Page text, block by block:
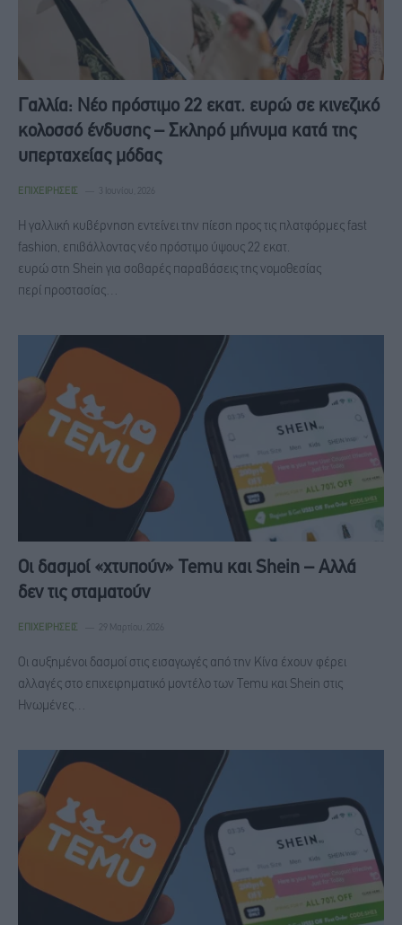
Γαλλία: Νέο πρόστιμο 22 εκατ. ευρώ σε κινεζικό
κολοσσό ένδυσης – Σκληρό μήνυμα κατά της
υπερταχείας μόδας
ΕΠΙΧΕΙΡΉΣΕΙΣ 3 Ιουνίου, 2026
Η γαλλική κυβέρνηση εντείνει την πίεση προς τις πλατφόρμες fast
fashion, επιβάλλοντας νέο πρόστιμο ύψους 22 εκατ.
ευρώ στη Shein για σοβαρές παραβάσεις της νομοθεσίας
περί προστασίας…
Οι δασμοί «χτυπούν» Temu και Shein – Αλλά
δεν τις σταματούν
ΕΠΙΧΕΙΡΉΣΕΙΣ 29 Μαρτίου, 2026
Οι αυξημένοι δασμοί στις εισαγωγές από την Κίνα έχουν φέρει
αλλαγές στο επιχειρηματικό μοντέλο των Temu και Shein στις
Ηνωμένες…